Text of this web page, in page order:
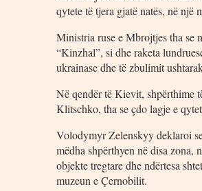
qytete të tjera gjatë natës, në
Ministria ruse e Mbrojtjes tha se
“Kinzhal”, si dhe raketa
ukrainase dhe të zbulimit
Në qendër të Kievit, shpërthime
Klitschko, tha se çdo lagje e
Volodymyr Zelenskyy deklaroi
mëdha shpërthyen në disa
objekte tregtare dhe ndërtesa
muzeun e Çernobilit.